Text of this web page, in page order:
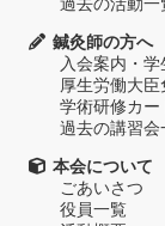
鍼灸師の方へ
入会案内・
厚生労働大
学術研修カー
過去の講習会
本会について
ごあいさつ
役員一覧